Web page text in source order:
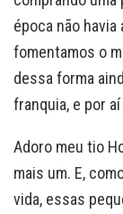
época não
fomentamos o
dessa forma
franquia, e por aí
Adoro meu tio
mais um. E,
vida, essas